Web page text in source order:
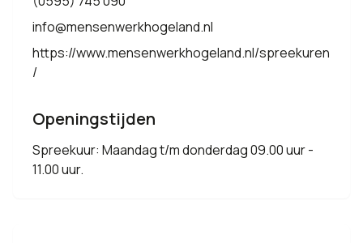
info@mensenwerkhogeland.nl
https://www.mensenwerkhogeland.nl/spreekuren
/
Openingstijden
Spreekuur: Maandag t/m donderdag 09.00 uur -
11.00 uur.